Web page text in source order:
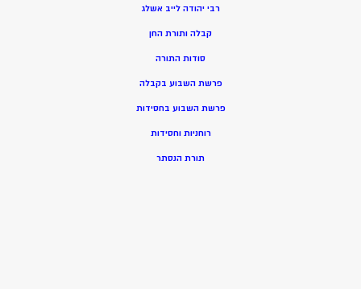
רבי יהודה לייב אשלג
קבלה ותורת החן
סודות התורה
פרשת השבוע בקבלה
פרשת השבוע בחסידות
רוחניות וחסידות
תורת הנסתר